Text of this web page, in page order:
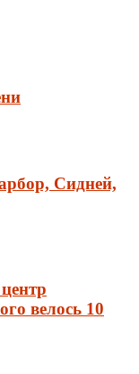
Сидней,
велось 10